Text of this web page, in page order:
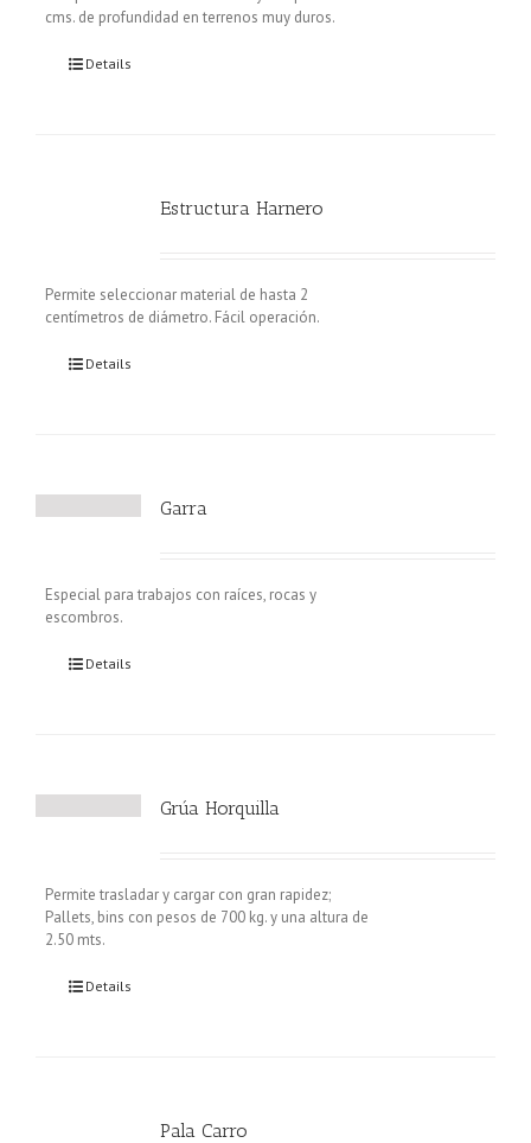
cms. de profundidad en terrenos muy duros.
Details
Estructura Harnero
Permite seleccionar material de hasta 2
centímetros de diámetro. Fácil operación.
Details
Garra
Especial para trabajos con raíces, rocas y
escombros.
Details
Grúa Horquilla
Permite trasladar y cargar con gran rapidez;
Pallets, bins con pesos de 700 kg. y una altura de
2.50 mts.
Details
Pala Carro